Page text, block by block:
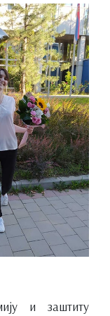
и заштиту